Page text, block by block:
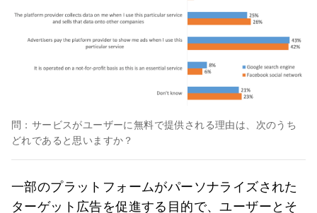
問：サービスがユーザーに無料で提供される理由は、次のうち
どれであると思いますか？
一部のプラットフォームがパーソナライズされた
ターゲット広告を促進する目的で、ユーザーとそ